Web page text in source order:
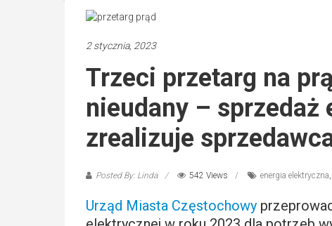
Częstochowa,
Lubliniec,
2 stycznia, 2023
Trzeci przetarg na
nieudany – sprzedaż
zrealizuje
Posted By: Linda 542 Views energia elektryczna,
Urząd Miasta Częstochowy